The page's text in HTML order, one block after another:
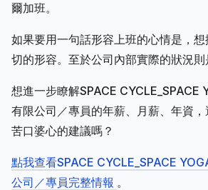
爾加班。
如果要用一句話形容上班的心情是，
切的形容。至於公司內部實際的狀況則
想進一步瞭解SPACE CYCLE_SPACE
有限公司／專員的年薪、月薪、年資
苦口婆心的建議嗎？
點我查看SPACE CYCLE_SPACE
公司／專員完整情報 。